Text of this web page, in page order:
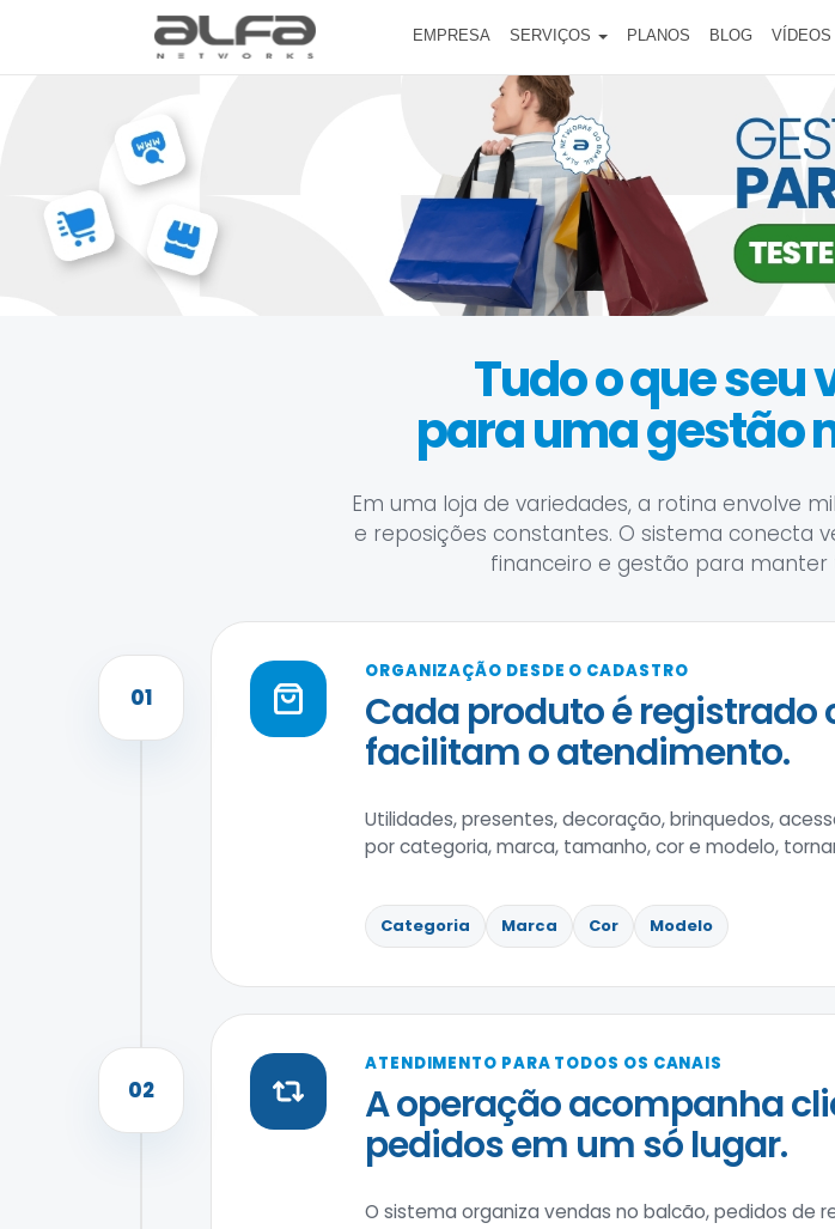
EMPRESA SERVIÇOS PLANOS BLOG VÍDEOS
Tudo o que
para uma gestão
Em uma loja de variedades, a rotina envolve
e reposições constantes. O sistema conecta
financeiro e gestão para
01
ORGANIZAÇÃO DESDE O CADASTRO
Cada produto é
facilitam o atendimento.
Utilidades, presentes, decoração, brinquedos,
por categoria, marca, tamanho, cor e modelo,
Categoria Marca Cor Modelo
02
ATENDIMENTO PARA TODOS OS CANAIS
A operação acompanha
pedidos em um só lugar.
O sistema organiza vendas no balcão, pedidos de